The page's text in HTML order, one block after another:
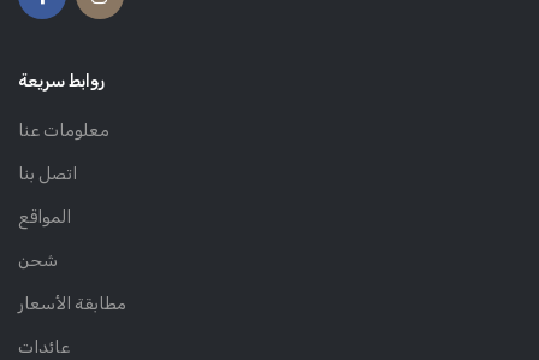
روابط سريعة
معلومات عنا
اتصل بنا
المواقع
شحن
مطابقة الأسعار
عائدات